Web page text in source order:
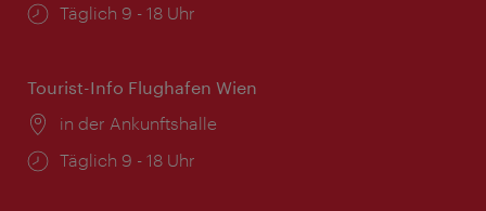
Öffnungszeiten:
Täglich 9 - 18 Uhr
Tourist-Info Flughafen Wien
Ort:
in der Ankunftshalle
Öffnungszeiten:
Täglich 9 - 18 Uhr